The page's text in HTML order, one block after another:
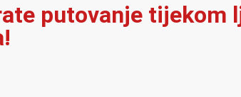
putovanje tijekom